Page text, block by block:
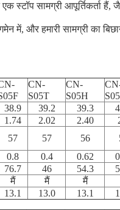
स्टॉप सामग्री आपूर्तिकर्ता हैं,
में, और हमारी सामग्री का
CN-
S05T
CN-
S05H
38.9 39.2 39.3
1.74 2.02 2.40
57 57 56
0.8 0.4 0.62
76.7 46 54.3
मैं मैं मैं
13.1 13.0 13.1